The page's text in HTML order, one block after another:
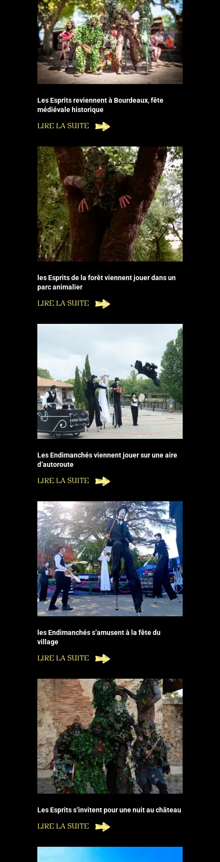
Les Esprits reviennent à Bourdeaux, fête
médiévale historique
LIRE LA SUITE
les Esprits de la forêt viennent jouer dans un
parc animalier
LIRE LA SUITE
Les Endimanchés viennent jouer sur une aire
d’autoroute
LIRE LA SUITE
les Endimanchés s’amusent à la fête du
village
LIRE LA SUITE
Les Esprits s’invitent pour une nuit au château
LIRE LA SUITE